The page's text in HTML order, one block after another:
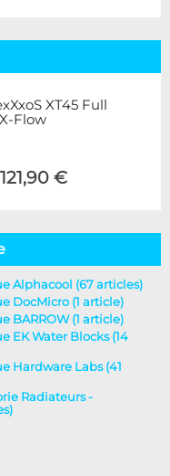
XT45 Full
Flow
121,90 €
Alphacool (67 articles)
DocMicro (1 article)
BARROW (1 article)
EK Water Blocks (14
Hardware Labs (41
Radiateurs -